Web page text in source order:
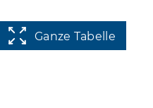
Ganze Tabelle